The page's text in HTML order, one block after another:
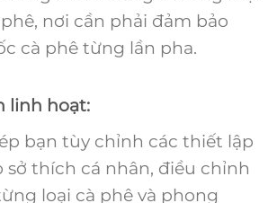
nơi cần phải đảm bảo
cà phê từng lần pha.
linh hoạt:
bạn tùy chỉnh các thiết lập
sở thích cá nhân, điều chỉnh
loại cà phê và phong